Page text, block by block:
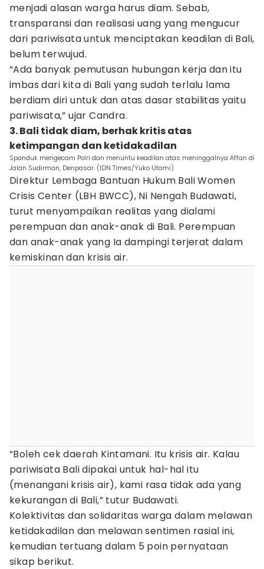
menjadi alasan warga harus diam. Sebab,
transparansi dan realisasi uang yang mengucur
dari pariwisata untuk menciptakan keadilan di Bali,
belum terwujud.
“Ada banyak pemutusan hubungan kerja dan itu
imbas dari kita di Bali yang sudah terlalu lama
berdiam diri untuk dan atas dasar stabilitas yaitu
pariwisata,” ujar Candra.
3. Bali tidak diam, berhak kritis atas
ketimpangan dan ketidakadilan
Spanduk mengecam Polri dan menuntu keadilan atas meninggalnya Affan di
Jalan Sudirman, Denpasar. (IDN Times/Yuko Utami)
Direktur Lembaga Bantuan Hukum Bali Women
Crisis Center (LBH BWCC), Ni Nengah Budawati,
turut menyampaikan realitas yang dialami
perempuan dan anak-anak di Bali. Perempuan
dan anak-anak yang Ia dampingi terjerat dalam
kemiskinan dan krisis air.
“Boleh cek daerah Kintamani. Itu krisis air. Kalau
pariwisata Bali dipakai untuk hal-hal itu
(menangani krisis air), kami rasa tidak ada yang
kekurangan di Bali,” tutur Budawati.
Kolektivitas dan solidaritas warga dalam melawan
ketidakadilan dan melawan sentimen rasial ini,
kemudian tertuang dalam 5 poin pernyataan
sikap berikut.